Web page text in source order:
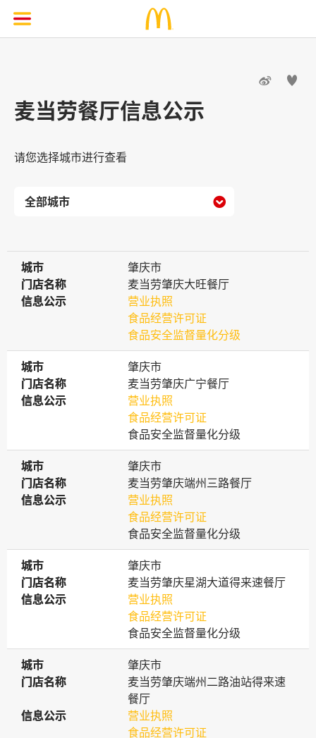
 
麦当劳餐厅信息公示
请您选择城市进行查看

城市
城市
肇庆市
门店名称
门店名称
麦当劳肇庆大旺餐厅
信息公示
信息公示
营业执照
食品经营许可证
食品安全监督量化分级
城市
城市
肇庆市
门店名称
门店名称
麦当劳肇庆广宁餐厅
信息公示
信息公示
营业执照
食品经营许可证
食品安全监督量化分级
城市
城市
肇庆市
门店名称
门店名称
麦当劳肇庆端州三路餐厅
信息公示
信息公示
营业执照
食品经营许可证
食品安全监督量化分级
城市
城市
肇庆市
门店名称
门店名称
麦当劳肇庆星湖大道得来速餐厅
信息公示
信息公示
营业执照
食品经营许可证
食品安全监督量化分级
城市
城市
肇庆市
门店名称
门店名称
麦当劳肇庆端州二路油站得来速
餐厅
信息公示
信息公示
营业执照
食品经营许可证